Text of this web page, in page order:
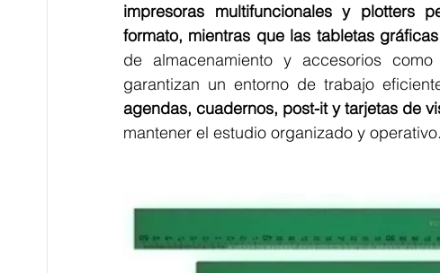
impresoras multifuncionales y plotters
formato, mientras que las tabletas
de almacenamiento y accesorios
garantizan un entorno de trabajo
agendas, cuadernos, post-it y tarjetas de
mantener el estudio organizado y operativo.